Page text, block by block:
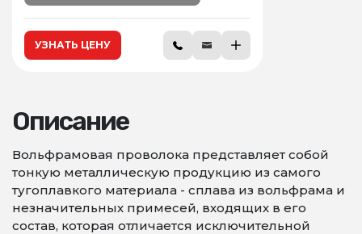
УЗНАТЬ ЦЕНУ
Описание
Вольфрамовая проволока представляет собой
тонкую металлическую продукцию из самого
тугоплавкого материала - сплава из вольфрама и
незначительных примесей, входящих в его
состав, которая отличается исключительной